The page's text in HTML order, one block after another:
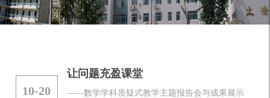
10-20
让问题充盈课堂
——数学学科质疑式教学主题报告会与成果展示